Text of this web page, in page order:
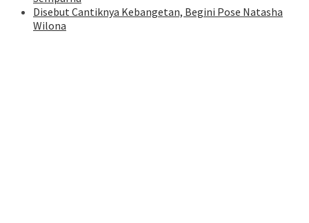
Disebut Cantiknya Kebangetan, Begini Pose Natasha
Wilona